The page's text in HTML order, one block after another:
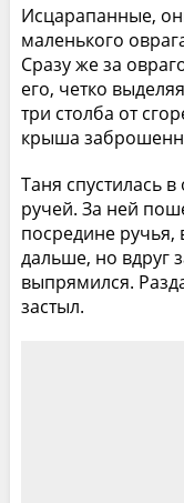
Исцарапанные,
маленького
Сразу же за
его, четко
три столба от
крыша
Таня спустилась
ручей. За ней
посредине ручья,
дальше, но вдруг
выпрямился.
застыл.